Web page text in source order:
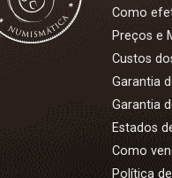
Como
Preços e
Custos
Garantia
Garantia
Estados
Como
Política